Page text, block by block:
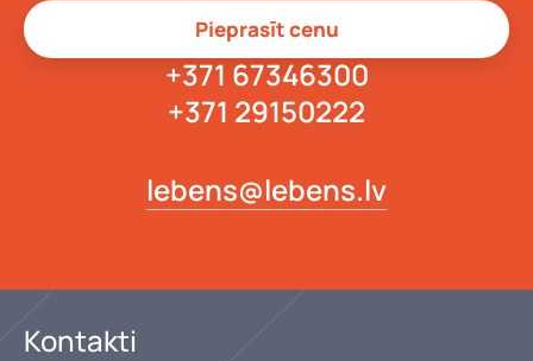
Pieprasīt cenu
+371 67346300
+371 29150222
lebens@lebens.lv
Kontakti